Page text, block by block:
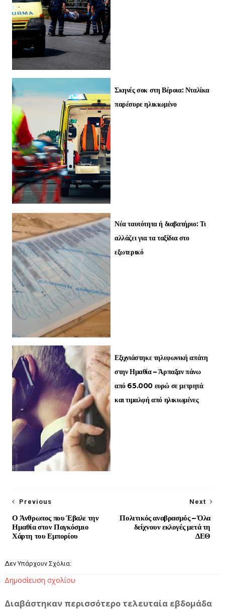
Σκηνές σοκ στη Βέροια: Νταλίκα
παρέσυρε ηλικιωμένο
Νέα ταυτότητα ή διαβατήριο: Τι
αλλάζει για τα ταξίδια στο
εξωτερικό
Εξιχνιάστηκε τηλεφωνική απάτη
στην Ημαθία – Άρπαξαν πάνω
από 65.000 ευρώ σε μετρητά
και τιμαλφή από ηλικιωμένες
Next
Πολιτικός αναβρασμός – Όλα
δείχνουν εκλογές μετά τη
ΔΕΘ
Previous
Ο Άνθρωπος που Έβαλε την
Ημαθία στον Παγκόσμιο
Χάρτη του Εμπορίου
Δεν Υπάρχουν Σχόλια:
Δημοσίευση σχολίου
Διαβάστηκαν περισσότερο τελευταία εβδομάδα